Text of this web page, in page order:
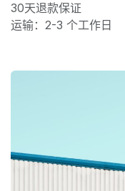
30天退款保证
运输：2-3 个工作日